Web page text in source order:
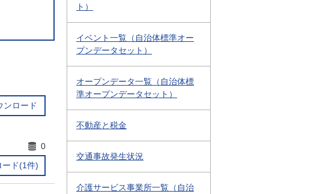
ンロード
ード(1件)
0
ト）
イベント一覧（自治体標準オー
プンデータセット）
オープンデータ一覧（自治体標
準オープンデータセット）
不動産と税金
交通事故発生状況
介護サービス事業所一覧（自治